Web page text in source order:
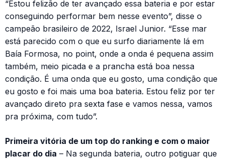
“Estou felizão de ter avançado essa bateria e por estar
conseguindo performar bem nesse evento”, disse o
campeão brasileiro de 2022, Israel Junior. “Esse mar
está parecido com o que eu surfo diariamente lá em
Baía Formosa, no point, onde a onda é pequena assim
também, meio picada e a prancha está boa nessa
condição. É uma onda que eu gosto, uma condição que
eu gosto e foi mais uma boa bateria. Estou feliz por ter
avançado direto pra sexta fase e vamos nessa, vamos
pra próxima, com tudo”.
Primeira vitória de um top do ranking e com o maior
placar do dia – Na segunda bateria, outro potiguar que